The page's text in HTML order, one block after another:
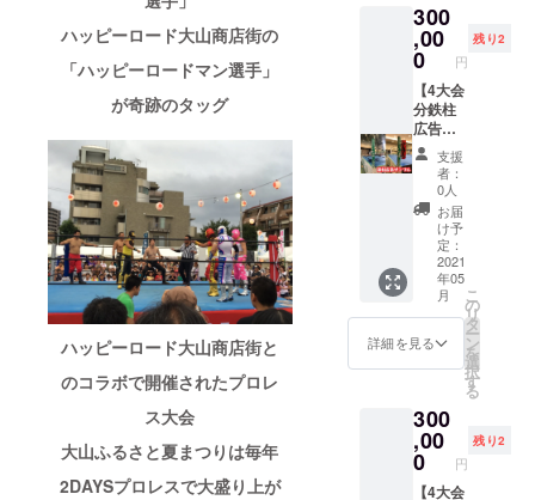
ハッピーロード大山商店街の
「ハッピーロードマン選手」
が奇跡のタッグ
ハッピーロード大山商店街と
のコラボで開催されたプロレ
ス大会
大山ふるさと夏まつりは毎年
2DAYSプロレスで大盛り上が
自然な
甘みと
コクの
ある白
かりん
糖、香
ばしい
ピー
ナッツ
をふん
だんに
使用し
た甘さ
控えめ
のピー
ナッツ
かりん
糖の
類の詰
合せで
す。
糖、3種
類の詰
合せで
す。 ◇
リング
サイド
席ペア
観戦チ
ケット1
5/2(日)
5/5(水)
の4日間
開催さ
れる大
会の中
からご
希望日
のリン
ド席観
戦チ
ケット
を2名様
分ご用
場合が
ありま
す ◇ピ
カちゃ
んエコ
バッグ1
個 上板
橋北口
商店街
のキャ
ラク
ター"ピ
カちゃ
ん"の折
り畳め
るエコ
バッグ
をお届
けしま
す ◇試
済みマ
スク＆
コス
チュー
ム グ
から営
業して
いる炭
火焼独
特の風
味が自
慢の炭
火焼煎
餅の専
門店
「安藤
製菓」
の炭火
焼せん
べい特
選堅焼
16枚・
特海苔4
枚セッ
トをお
ます。
◇試合
使用済
みマス
ク＆コ
◇はや
てDVD2
作品
「ル
チャ
ドール
はや
て」
「アン
ソロ
ジー」
※DVDの
著作権
はいた
ばしプ
ロレス
リング
(株)に帰
属しま
す。営
売に用
いない
でくだ
さい。
◇"板橋
わせ
セッ
ト】 ◇
チャン
ピオン
ベルト
へのお
名前印
刷 2021
年5月
GWに4
日間開
催する
タッグ
リーグ
のチャ
ンピオ
ンベル
トの横
部分に
を印刷
しま
す。 ※
備考欄
にご希
のかり
んと
う」3種
詰め合
わせ
セッ
ト】 ◇
試合に
お名前
掲載プ
ラン ・
弊社が
指定す
る試合
にて
「本日
のメイ
ンイベ
ント！
〇〇様
ンス！
時間無
制限1本
勝
負・・
300
,00
0 円
残り2
【4大会
分鉄柱
広告掲
示＋4大
会分指
定席ペ
ア観戦
チケッ
ト1組＋
非売品T
シャツ
＋"板橋
のいっ
ぴ
ん"「中
野製菓
んと
う」3種
詰め合
わせ
セッ
支援
者：
0人
お届
け予
定：
2021
年05
月
詳細を見る
こ
の
リ
タ
ー
ン
を
選
択
す
る
300
,00
0 円
残り2
【4大会